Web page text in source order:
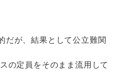
だが、結果として公立難関
の定員をそのまま流用して